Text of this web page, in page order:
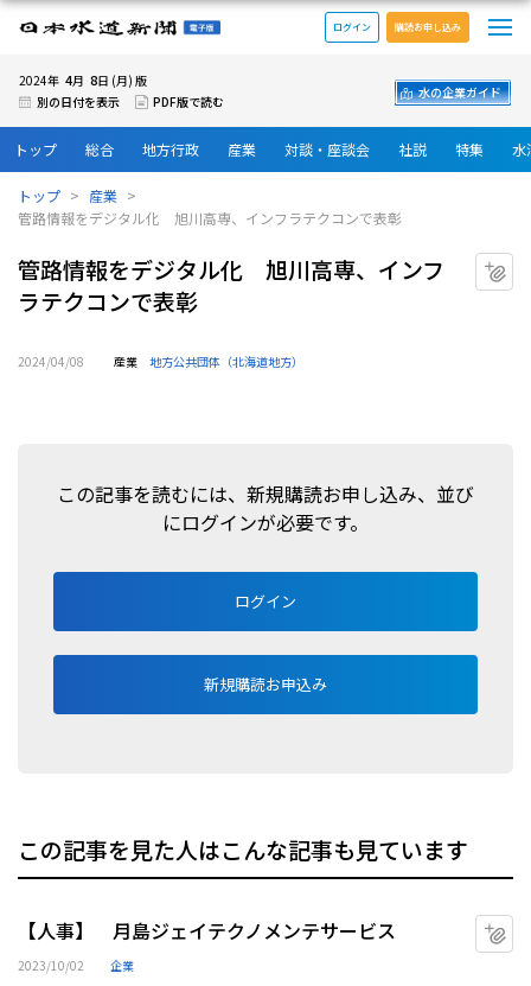
日本水道新聞 電子版
ログイン 購読お申し込み
2024年 4月 8日 (月) 版
別の日付を表示
PDF版で読む
水の企業ガイド
トップ 総合 地方行政 産業 対談・座談会 社説 特集 水
トップ
産業
管路情報をデジタル化 旭川高専、インフラテクコンで表彰
管路情報をデジタル化 旭川高専、インフ
ラテクコンで表彰
2024/04/08 産業 地方公共団体（北海道地方）
この記事を読むには、新規購読お申し込み、並び
にログインが必要です。
ログイン
新規購読お申込み
この記事を見た人はこんな記事も見ています
【人事】 月島ジェイテクノメンテサービス
2023/10/02 企業